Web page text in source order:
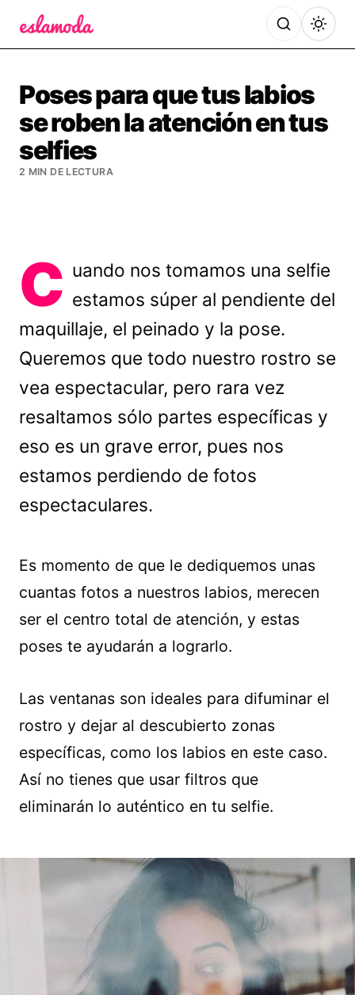
Poses para que tus labios
se roben la atención en tus
selfies
2 MIN DE LECTURA
C uando nos tomamos una selfie
estamos súper al pendiente del
maquillaje, el peinado y la pose.
Queremos que todo nuestro rostro se
vea espectacular, pero rara vez
resaltamos sólo partes específicas y
eso es un grave error, pues nos
estamos perdiendo de fotos
espectaculares.
Es momento de que le dediquemos unas
cuantas fotos a nuestros labios, merecen
ser el centro total de atención, y estas
poses te ayudarán a lograrlo.
Las ventanas son ideales para difuminar el
rostro y dejar al descubierto zonas
específicas, como los labios en este caso.
Así no tienes que usar filtros que
eliminarán lo auténtico en tu selfie.